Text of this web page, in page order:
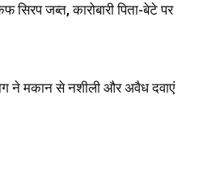
सिरप जब्त, कारोबारी पिता-बेटे पर
ने मकान से नशीली और अवैध दवाएं